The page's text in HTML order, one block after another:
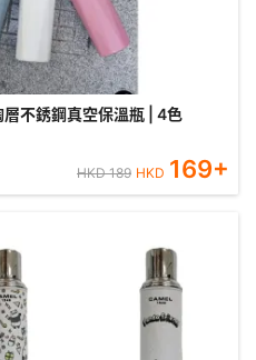
不銹鋼真空保溫瓶 | 4色
HKD189 HKD 169+